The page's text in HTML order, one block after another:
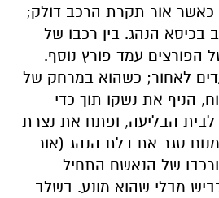
אור תקרת הרכב דולק;
בכיסא הנהג. בין רכבו של
הפורצים עמד פורץ נוסף.
לאחור; כשהוא במרחק של
הניף את נשקו תוך כדי
לבית הבליעה, ופתח את נצרת
סגר את דלת הנהג (אור
של הנאשם התחיל
מבלי שהוא מונע. בשלב